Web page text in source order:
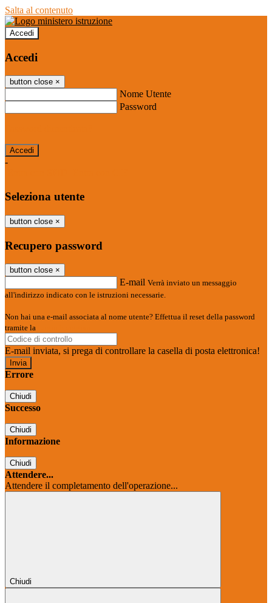
Salta al contenuto
Accedi
Accedi
button close ×
Nome Utente
Password
-
Seleziona utente
button close ×
Recupero password
button close ×
E-mail Verrà inviato un messaggio
all'indirizzo indicato con le istruzioni necessarie.
Non hai una e-mail associata al nome utente? Effettua il reset della password
tramite la
E-mail inviata, si prega di controllare la casella di posta elettronica!
Errore
Chiudi
Successo
Chiudi
Informazione
Chiudi
Attendere...
Attendere il completamento dell'operazione...
Chiudi